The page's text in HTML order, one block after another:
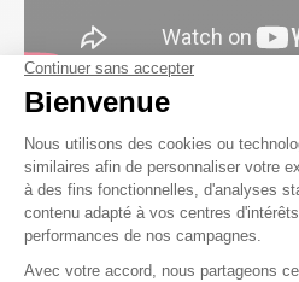
Les magasins Bastide Le